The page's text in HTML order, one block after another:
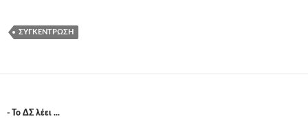
ΣΥΓΚΈΝΤΡΩΣΗ
- Το ΔΣ λέει ...